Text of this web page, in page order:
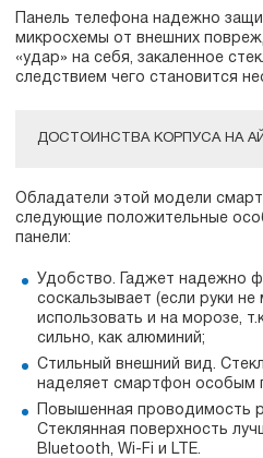
Панель телефона надежно
микросхемы от внешних
«удар» на себя, закаленное
следствием чего становится
ДОСТОИНСТВА КОРПУСА НА
Обладатели этой модели
следующие положительные
панели:
Удобство. Гаджет надежно
соскальзывает (если руки
использовать и на морозе,
сильно, как алюминий;
Стильный внешний вид.
наделяет смартфон особым
Повышенная проводимость
Стеклянная поверхность
Bluetooth, Wi-Fi и LTE.